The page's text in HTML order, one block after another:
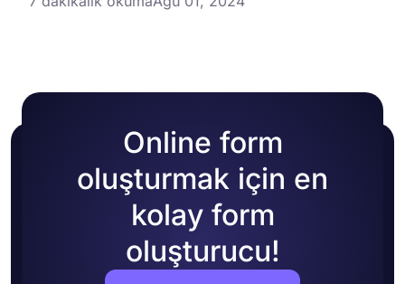
Online form
oluşturmak için en
kolay form
oluşturucu!